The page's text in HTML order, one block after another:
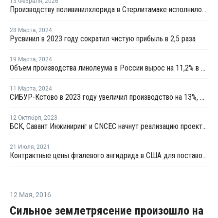
Производству поливинилхлорида в Стерлитамаке исполнилось 60 лет
28 Марта, 2024
Русвинил в 2023 году сократил чистую прибыль в 2,5 раза
19 Марта, 2024
Объем производства линолеума в России вырос на 11,2% в 2023 году
11 Марта, 2024
СИБУР-Кстово в 2023 году увеличил производство на 13%, Русвинил — на 6%
12 Октября, 2023
БСК, Савант Инжиниринг и CNCEC начнут реализацию проекта по производству эмульсионного ПВХ
21 Июля, 2021
Контрактные цены фталевого ангидрида в США для поставок в августе выросли на USD44 за тонну
12 Мая, 2016
Сильное землетрясение произошло на